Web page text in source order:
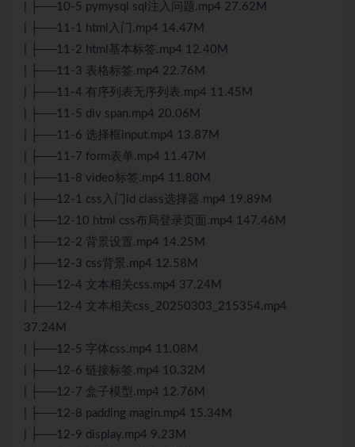
| ├──10-5 pymysql sql注入问题.mp4 27.62M
| ├──11-1 html入门.mp4 14.47M
| ├──11-2 html基本标签.mp4 12.40M
| ├──11-3 表格标签.mp4 22.76M
| ├──11-4 有序列表无序列表.mp4 11.45M
| ├──11-5 div span.mp4 20.06M
| ├──11-6 选择框input.mp4 13.87M
| ├──11-7 form表单.mp4 11.47M
| ├──11-8 video标签.mp4 11.80M
| ├──12-1 css入门id class选择器.mp4 19.89M
| ├──12-10 html css布局登录页面.mp4 147.46M
| ├──12-2 背景设置.mp4 14.25M
| ├──12-3 css背景.mp4 12.58M
| ├──12-4 文本相关css.mp4 37.24M
| ├──12-4 文本相关css_20250303_215354.mp4
37.24M
| ├──12-5 字体css.mp4 11.08M
| ├──12-6 链接标签.mp4 10.32M
| ├──12-7 盒子模型.mp4 12.76M
| ├──12-8 padding magin.mp4 15.34M
| ├──12-9 display.mp4 9.23M